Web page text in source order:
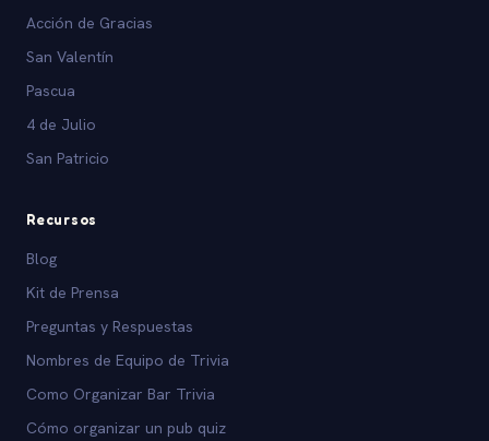
Acción de Gracias
San Valentín
Pascua
4 de Julio
San Patricio
Recursos
Blog
Kit de Prensa
Preguntas y Respuestas
Nombres de Equipo de Trivia
Como Organizar Bar Trivia
Cómo organizar un pub quiz